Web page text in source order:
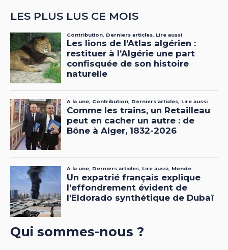
LES PLUS LUS CE MOIS
Qui sommes-nous ?